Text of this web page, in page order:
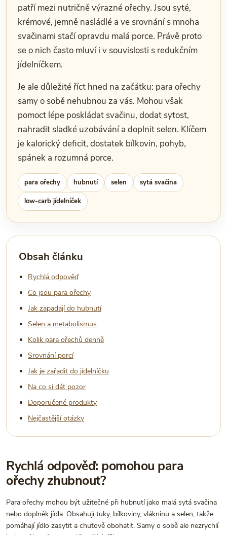
patří mezi nutričně výrazné ořechy. Jsou syté,
krémové, jemně nasládlé a ve srovnání s mnoha
svačinami stačí opravdu malá porce. Právě proto
se o nich často mluví i v souvislosti s redukčním
jídelníčkem.
Je ale důležité říct hned na začátku: para ořechy
samy o sobě nehubnou za vás. Mohou však
pomoct lépe poskládat svačinu, dodat sytost,
nahradit sladké uzobávání a doplnit selen. Klíčem
je kalorický deficit, dostatek bílkovin, pohyb,
spánek a rozumná porce.
para ořechy hubnutí selen sytá svačina
low-carb jídelníček
Obsah článku
Rychlá odpověď
Co jsou para ořechy
Jak zapadají do hubnutí
Selen a metabolismus
Kolik para ořechů denně
Srovnání porcí
Jak je zařadit do jídelníčku
Na co si dát pozor
Doporučené produkty
Nejčastější otázky
Rychlá odpověď: pomohou para
ořechy zhubnout?
Para ořechy mohou být užitečné při hubnutí jako malá sytá svačina
nebo doplněk jídla. Obsahují tuky, bílkoviny, vlákninu a selen, takže
pomáhají jídlo zasytit a chuťově obohatit. Samy o sobě ale nezrychlí